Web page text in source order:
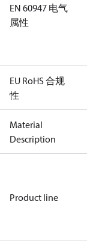
EN 60947 电气
属性
EU RoHS 合规
性
Material
Description
Product line